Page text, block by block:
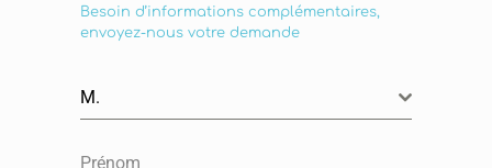
Besoin d’informations complémentaires,
envoyez-nous votre demande
M.